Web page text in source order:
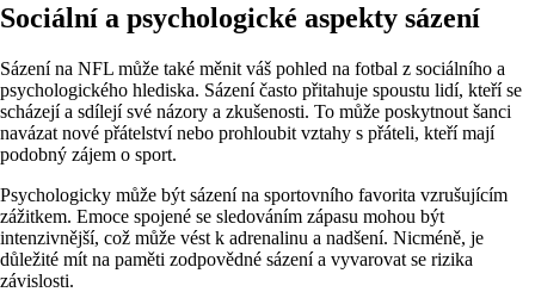
Sociální a psychologické aspekty sázení
Sázení na NFL může také měnit váš pohled na fotbal z sociálního a
psychologického hlediska. Sázení často přitahuje spoustu lidí, kteří se
scházejí a sdílejí své názory a zkušenosti. To může poskytnout šanci
navázat nové přátelství nebo prohloubit vztahy s přáteli, kteří mají
podobný zájem o sport.
Psychologicky může být sázení na sportovního favorita vzrušujícím
zážitkem. Emoce spojené se sledováním zápasu mohou být
intenzivnější, což může vést k adrenalinu a nadšení. Nicméně, je
důležité mít na paměti zodpovědné sázení a vyvarovat se rizika
závislosti.